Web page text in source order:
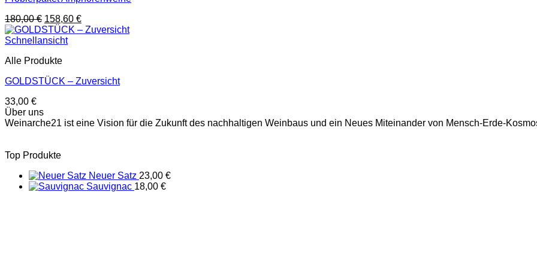
180,00€ Ursprünglicher
Preis
war:
158,60 €Aktueller
Preis
Schnellansicht
Alle Produkte
GOLDSTÜCK – Zuversicht
33,00 €
Über uns
Weinarche21 ist eine Vision für die Zukunft des nachhaltigen Weinbaus und ein Neues Miteinander von Mensch-Erde-
Top Produkte
Neuer Satz 23,00 €
Sauvignac 18,00 €